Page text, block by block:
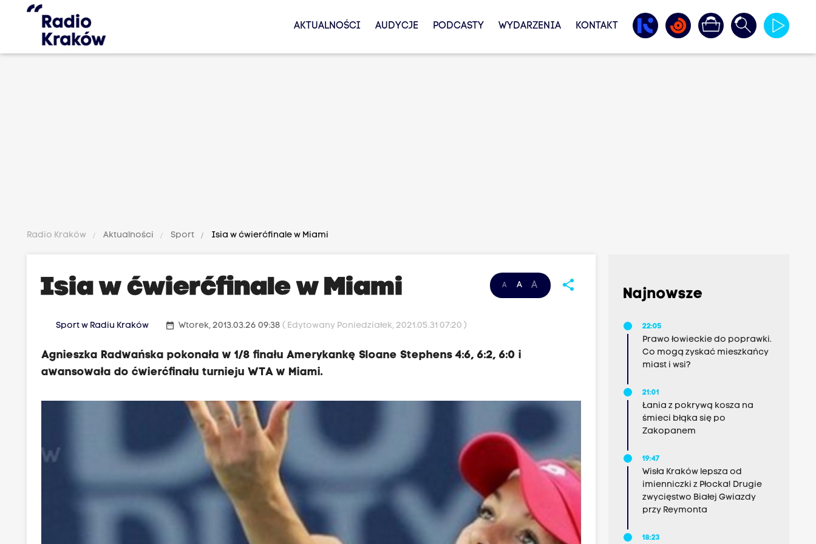
AKTUALNOŚCI AUDYCJE PODCASTY WYDARZENIA KONTAKT
Radio Kraków Aktualności Sport Isia w ćwierćfinale w Miami
A A A share
Isia w ćwierćfinale w Miami
Sport w Radiu Kraków date_range Wtorek, 2013.03.26 09:38( Edytowany Poniedziałek, 2021.05.31 07:20 )
Agnieszka Radwańska pokonała w 1/8 finału Amerykankę Sloane Stephens 4:6, 6:2, 6:0 i
awansowała do ćwierćfinału turnieju WTA w Miami.
Najnowsze
22:05
Prawo łowieckie do poprawki.
Co mogą zyskać mieszkańcy
miast i wsi?
21:01
Łania z pokrywą kosza na
śmieci błąka się po
Zakopanem
19:47
Wisła Kraków lepsza od
imienniczki z Płocka! Drugie
zwycięstwo Białej Gwiazdy
przy Reymonta
18:23